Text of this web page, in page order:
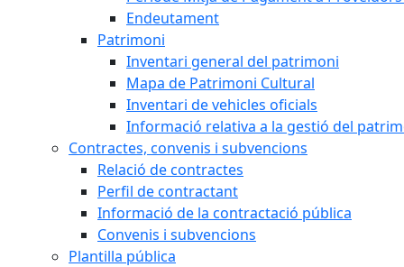
Endeutament
Patrimoni
Inventari general del patrimoni
Mapa de Patrimoni Cultural
Inventari de vehicles oficials
Informació relativa a la gestió del
Contractes, convenis i subvencions
Relació de contractes
Perfil de contractant
Informació de la contractació pública
Convenis i subvencions
Plantilla pública